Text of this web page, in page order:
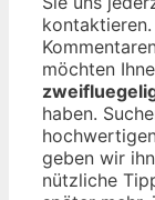
möchten
haben.
geben wir
nützliche